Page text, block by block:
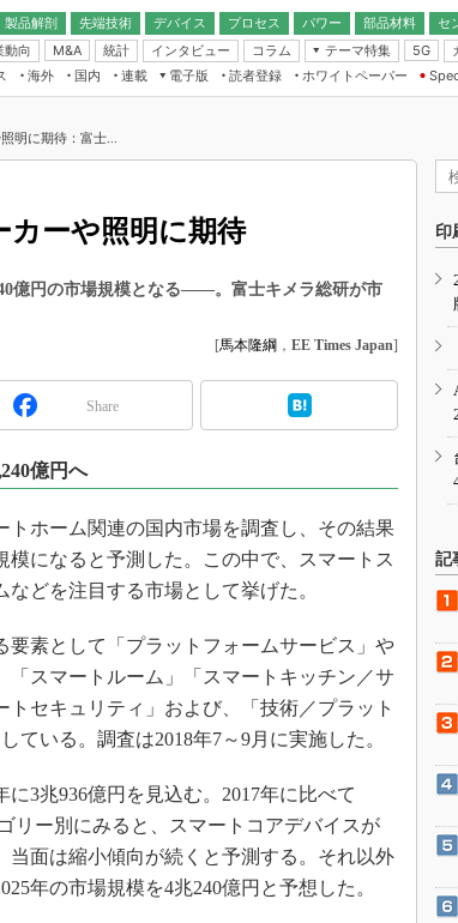
製品解剖
先端技術
デバイス
プロセス パワー 部品材料 セ
無線
動向 M&A 統計 インタビュー コラム
テーマ特集
フィジカルAI
読者調査（EE Times Research）
電源設計（EDN Japan）
エレクトロニクス入門（EDN
5G
IoT・エッジ
EXPO
TECHNO-
人とくるま展
海外 国内
連載
the
仕掛けた社内
を救うのか
展望」
ンジニア」の
電子版
ット
読者登録 ホワイトペーパー
明に期待：富士...
カーや照明に期待
億円の市場規模となる――。富士キメラ総研が市
[馬本隆綱 ， EE Times Japan]
Share
億円へ
ホーム関連の国内市場を調査し、その結果
模になると予測した。この中で、スマートス
どを注目する市場として挙げた。
素として「プラットフォームサービス」や
「スマートルーム」「スマートキッチン／サ
セキュリティ」および、「技術／プラット
ている。調査は2018年7～9月に実施した。
3兆936億円を見込む。2017年に比べて
リー別にみると、スマートコアデバイスが
面は縮小傾向が続くと予測する。それ以外
年の市場規模を4兆240億円と予想した。
印
記